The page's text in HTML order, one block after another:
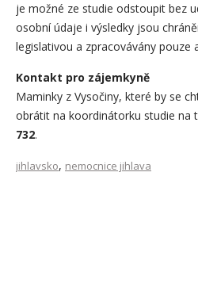
je možné ze studie odstoupit bez
osobní údaje i výsledky jsou
legislativou a zpracovávány pouze
Kontakt pro zájemkyně
Maminky z Vysočiny, které by se
obrátit na koordinátorku studie na
732.
jihlavsko, nemocnice jihlava